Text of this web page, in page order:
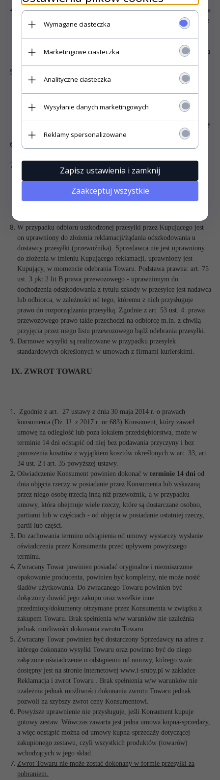
Wysyłka Towaru za granicę na terenie Unii Europejskiej jest możliwa
– w tym celu przed złożeniem zamówienia wymagany jest kontakt ze
Sprzedawcą w celu wskazania przez Kującego wybranego i
dostawy. W takim przypadku Kupujący we własnym zakresie zawiera
Sprzedawca nie ponosi odpowiedzialności za dostarczenie Towaru w
przypadku gdy dane adresowe podane przez Kupującego są błędne
lub niepełne. Ponowne wysłanie zamówionego Towaru po
otrzymaniu przez Sprzedawcę zwrotu przesyłki jest możliwe po
dokonaniu ponownej wpłaty za wysyłkę oraz pokryciu kosztów
związanych z dostarczeniem zwrotu. To samo dotyczy przypadku gdy
Kupujący nie odbierze w terminie przesyłki i zostanie ona odesłana.
Sprzedawca nie ponosi odpowiedzialności za koszty i opóźnienia
podczas transportu lub braku Towaru w przesyłce, Kupujący
powinien w obecności dostawcy (przewoźnika) sporządzić protokół
reklamacyjny (dostępny u dostawcy/przewoźnika) podpisany przez
W przypadku odbioru uszkodzonej przesyłki przez Kupującego jest
on uprawniony do złożenia reklamacji/żądania odszkodowania u
dostawcy przesyłki (przewoźnika). Sprzedawca nie jest uprawniony
do złożenia w imieniu Kupującego reklamacji, uprawniony jest
Kupujący, w momencie odebrania Towaru. Podstawa prawna: art. 75
ust. 3 pkt 2 lit B prawa przewozowego - uprawnionym do
dochodzenia odszkodowania z tytułu szkody w przesyłce jest nadawca
lub odbiorca, w zależności od tego, któremu z nich przysługuje
prawo do rozporządzania przesyłką. Zgodnie z art. 53 ust. 4 prawa
przewozowego prawo takie przechodzi na odbiorcę m.in. z chwilą
przyjęcia przez niego listu przewozowego bądź odebrania przesyłki.
Darmowe wysyłki są realizowane w przypadku przesyłek
standardowych określonych w umowach z firmami kurierskimi.
IX. ZWROT TOWARU
Zgodnie z art. 27 ustawy z dnia 30 maja 2014 r. o prawach
konsumenta (Dz. U. z 2017 r. nr 683) Konsument, który zawarł
umowę na odległość lub poza lokalem przedsiębiorstwa, może w
terminie 14 dni odstąpić od niej bez podawania przyczyny i bez
ponoszenia kosztów z wyjątkiem kosztów określonych w art. 33, art.
34 ust. 2 i art. 35 powyższej ustawy.
Oświadczenie Konsument powinien dokonać w terminie 14 dni od
dnia objęcia rzeczy w posiadanie przez Konsumenta lub wskazaną
przez niego osobę trzecią inną niż przewoźnik, a w przypadku
umowy, która obejmuje wiele rzeczy, które są dostarczane osobno,
partiami lub w częściach - od objęcia w posiadanie ostatniej rzeczy,
partii lub części.
Do zachowania terminu odstąpienia od umowy wystarczy wysłanie
oświadczenia przez Konsumenta przed upływem powyższego
terminu.
Zwracany Towar powinien posiadać oryginalne i niezniszczone
opakowanie producenta, powinien być kompletny, nie może nosić
śladów użytkowania. Do zwracanego Towaru powinien być
dołączony dowód jego zakupu oraz wszelkie inne
przedmioty/dokumenty otrzymane przez Konsumenta w związku z
zakupem Towaru. Brak spełnienia w/w warunków nie uzależnia
jednak możliwości dokonania zwrotu Towaru.
Zwracany Towar powinien być dostarczony Sprzedawcy na adres z
którego dokonano wysyłki Towaru oraz powinno być do niego
załączone oświadczenie o odstąpieniu od umowy, którego wzór
dostępny jest na stronie internetowej www.i-sruby.pl w zakładce
Reklamacja i zwrot Towaru . Brak spełnienia w/w warunków nie
uzależnia jednak możliwości dokonania zwrotu Towaru jednak
pozwoli na szybszy zwrot ceny Konsumentowi.
Powyższe uprawnienie nie przysługuje, jeśli Konsument kupuje
gotowy zestaw. Wówczas zawarta jest jedna umowa kupna-sprzedaży,
a więc odstąpić można od umowy kupna-sprzedaży dotyczącej
zakupionego zestawu, czyli wszystkich produktów (towarów)
wchodzących w jego skład.
Zwrot Towaru nie może zostać dokonany w formie przesyłki za
pobraniem.
Wymagane ciasteczka
Marketingowe ciasteczka
Analityczne ciasteczka
Wysyłanie danych marketingowych
Reklamy spersonalizowane
Zapisz ustawienia i zamknij
Zaakceptuj wszystkie